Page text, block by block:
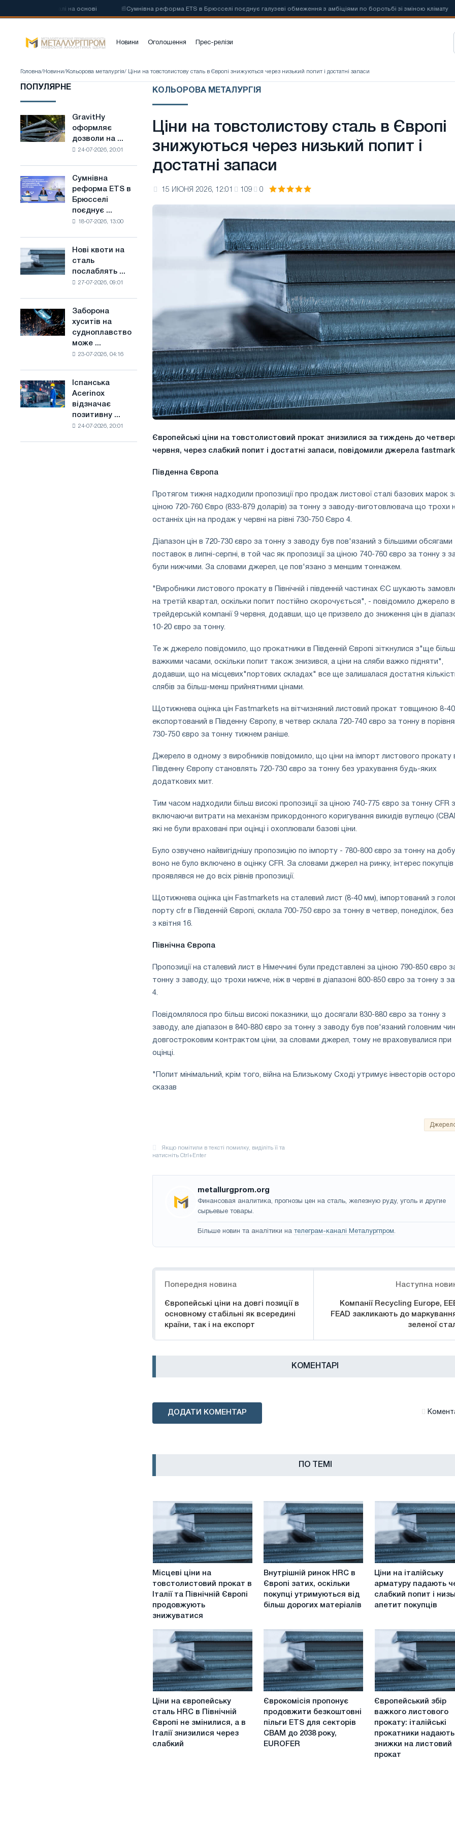
сталі на основі 📰Сумнівна реформа ETS в Брюсселі поєднує галузеві обмеження з амбіціями по боротьбі зі зміною клімату 📰
Новини Оголошення Прес-релізи
Головна/ Новини/ Кольорова металургія/ Ціни на товстолистову сталь в Європі знижуються через низький попит і достатні запаси
ПОПУЛЯРНЕ
GravitHy
оформляє
дозволи
з
виробництва
низьковуглецевої
основі
водню
Франції
GravitHy
оформляє
дозволи на ...
24-07-2026, 20:01
Сумнівна
реформа
ETS
обмеження
з
боротьбі
зі
зміною
клімату
Сумнівна
реформа ETS в
Брюсселі
поєднує ...
18-07-2026, 13:00
Нові
квоти
на
в
Сполученому
Нові квоти на
сталь
послаблять ...
27-07-2026, 09:01
Заборона
хуситів
на
судноплавство
Саудівської
сталі
Заборона
хуситів на
судноплавство
може ...
23-07-2026, 04:16
Іспанська
Acerinox
відзначає
Іспанська
Acerinox
відзначає
позитивну ...
24-07-2026, 20:01
КОЛЬОРОВА МЕТАЛУРГІЯ
Ціни на товстолистову сталь в Європі
знижуються через низький попит і
достатні запаси
15 ИЮНЯ 2026, 12:01 109 0
Європейські ціни на товстолистовий прокат знизилися за тиждень до
червня, через слабкий попит і достатні запаси, повідомили джерела
Південна Європа
Протягом тижня надходили пропозиції про продаж листової сталі базових марок
ціною 720-760 Євро (833-879 доларів) за тонну з заводу-виготовлювача що трохи
останніх цін на продаж у червні на рівні 730-750 Євро 4.
Діапазон цін в 720-730 євро за тонну з заводу був пов'язаний з більшими обсягами
поставок в липні-серпні, в той час як пропозиції за ціною 740-760 євро за тонну з
були нижчими. За словами джерел, це пов'язано з меншим тоннажем.
"Виробники листового прокату в Північній і південній частинах ЄС шукають
на третій квартал, оскільки попит постійно скорочується", - повідомило джерело в
трейдерській компанії 9 червня, додавши, що це призвело до зниження цін в
10-20 євро за тонну.
Те ж джерело повідомило, що прокатники в Південній Європі зіткнулися з"ще більш
важкими часами, оскільки попит також знизився, а ціни на сляби важко підняти",
додавши, що на місцевих"портових складах" все ще залишалася достатня
слябів за більш-менш прийнятними цінами.
Щотижнева оцінка цін Fastmarkets на вітчизняний листовий прокат товщиною 8-
експортований в Південну Європу, в четвер склала 720-740 євро за тонну в
730-750 євро за тонну тижнем раніше.
Джерело в одному з виробників повідомило, що ціни на імпорт листового прокату
Південну Європу становлять 720-730 євро за тонну без урахування будь-яких
додаткових мит.
Тим часом надходили більш високі пропозиції за ціною 740-775 євро за тонну CFR з
включаючи витрати на механізм прикордонного коригування викидів вуглецю
які не були враховані при оцінці і охоплювали базові ціни.
Було озвучено найвигіднішу пропозицію по імпорту - 780-800 євро за тонну на
воно не було включено в оцінку CFR. За словами джерел на ринку, інтерес покупців
проявлявся не до всіх рівнів пропозиції.
Щотижнева оцінка цін Fastmarkets на сталевий лист (8-40 мм), імпортований з
порту cfr в Південній Європі, склала 700-750 євро за тонну в четвер, понеділок, без
з квітня 16.
Північна Європа
Пропозиції на сталевий лист в Німеччині були представлені за ціною 790-850 євро
тонну з заводу, що трохи нижче, ніж в червні в діапазоні 800-850 євро за тонну з
4.
Повідомлялося про більш високі показники, що досягали 830-880 євро за тонну з
заводу, але діапазон в 840-880 євро за тонну з заводу був пов'язаний головним
довгостроковим контрактом ціни, за словами джерел, тому не враховувалися при
оцінці.
"Попит мінімальний, крім того, війна на Близькому Сході утримує інвесторів
сказав
metallurgprom.org
Финансовая аналитика, прогнозы цен на сталь, железную руду, уголь и другие
сырьевые товары.
Більше новин та аналітики на телеграм-каналі Металургпром.
Попередня новина
Європейські ціни на довгі позиції в
основному стабільні як всередині
країни, так і на експорт
Наступна
Компанії Recycling Europe,
FEAD закликають до
зеленої
КОМЕНТАРІ
ДОДАТИ КОМЕНТАР
ПО ТЕМІ
Місцеві
на
прокат
Північній
Європі
продовжують
знижуватися
Напередодні
літніх
канікул
Місцеві ціни на
товстолистовий прокат в
Італії та Північній Європі
продовжують
знижуватися
Внутрішній
ринок
HRC
в
Європі
оскільки
покупці
утримуються
від
більш
дорогих
матеріалів
Внутрішній ринок HRC в
Європі затих, оскільки
покупці утримуються від
більш дорогих матеріалів
Ціни
на
італійську
слабкий
попит
низький
апетит
покупців
Ціни на італійську
арматуру падають
слабкий попит і
апетит покупців
Ціни
на
європейську
сталь
HRC
Ціни на європейську
сталь HRC в Північній
Європі не змінилися, а в
Італії знизилися через
слабкий
Єврокомісія
пропонує
продовжити
безкоштовні
пільги
Єврокомісія пропонує
продовжити безкоштовні
пільги ETS для секторів
CBAM до 2038 року,
EUROFER
Європейський
збір
листового
прокату:
прокатники
Європейський збір
важкого листового
прокату: італійські
прокатники надають
знижки на листовий
прокат